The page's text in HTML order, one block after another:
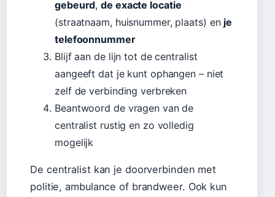
gebeurd,de exacte locatie
(straatnaam, huisnummer, plaats) en je
telefoonnummer
Blijf aan de lijn tot de centralist
aangeeft dat je kunt ophangen – niet
zelf de verbinding verbreken
Beantwoord de vragen van de
centralist rustig en zo volledig
mogelijk
De centralist kan je doorverbinden met
politie, ambulance of brandweer. Ook kun